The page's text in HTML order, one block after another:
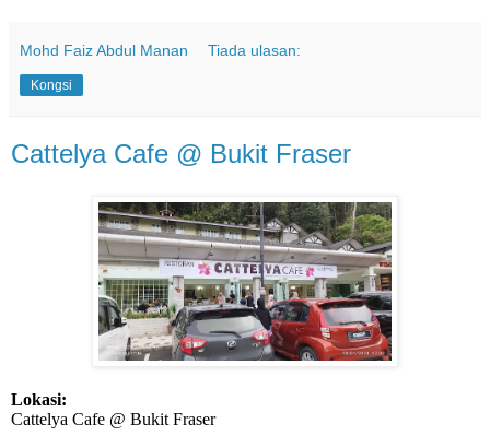
Mohd Faiz Abdul Manan Tiada ulasan:
Kongsi
Cattelya Cafe @ Bukit Fraser
Lokasi:
Cattelya Cafe @ Bukit Fraser